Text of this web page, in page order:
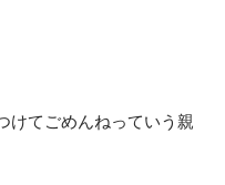
けてごめんねっていう親